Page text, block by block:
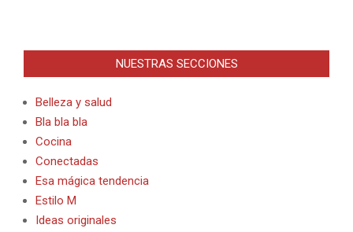
NUESTRAS SECCIONES
Belleza y salud
Bla bla bla
Cocina
Conectadas
Esa mágica tendencia
Estilo M
Ideas originales